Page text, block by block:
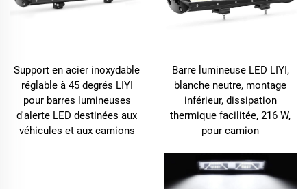
Support en acier inoxydable
réglable à 45 degrés LIYI
pour barres lumineuses
d'alerte LED destinées aux
véhicules et aux camions
Barre lumineuse LED LIYI,
blanche neutre, montage
inférieur, dissipation
thermique facilitée, 216 W,
pour camion